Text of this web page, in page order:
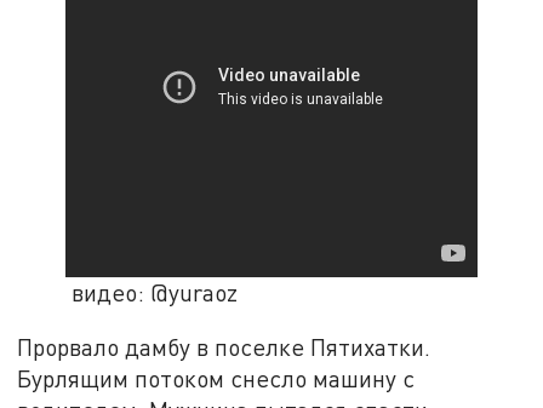
видео: @yuraoz
Прорвало дамбу в поселке Пятихатки.
Бурлящим потоком снесло машину с